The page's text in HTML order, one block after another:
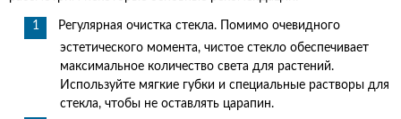
Регулярная очистка стекла. Помимо очевидного
эстетического момента, чистое стекло обеспечивает
максимальное количество света для растений.
Используйте мягкие губки и специальные растворы для
стекла, чтобы не оставлять царапин.